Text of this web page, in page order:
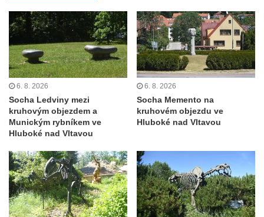
Sloup se sochou svatého Vavřince v
Roudnici nad Labem
Sloup svatého Václava v Kamenici u Zákup
Sloup Panny Marie v údolí Kamenického
Sloup sv. Judy Tadeáše v Nábřežní ulici v
Zákupech
Nepomuckého u Bredovského letohrádku
Sloup s kaplicí (boží muka) u Rynoltic
Sloup s kaplicí (boží muka) v Jablonném v
Podještědí – Markvarticích
6. 8. 2026
Socha Ledviny mezi
kruhovým objezdem a
Munickým rybníkem ve
Hluboké nad Vltavou
6. 8. 2026
Socha Memento na
kruhovém objezdu ve
Hluboké nad Vltavou